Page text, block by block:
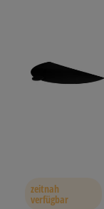
zeitnah
verfügbar